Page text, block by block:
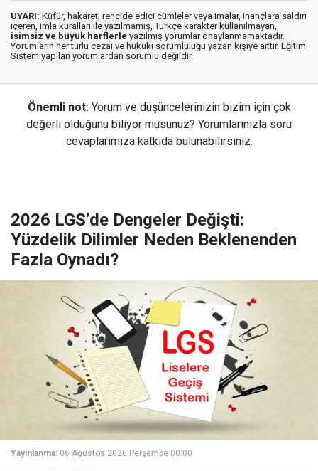
UYARI: Küfür, hakaret, rencide edici cümleler veya imalar, inançlara saldırı
içeren, imla kuralları ile yazılmamış, Türkçe karakter kullanılmayan,
isimsiz ve büyük harflerle yazılmış yorumlar onaylanmamaktadır.
Yorumların her türlü cezai ve hukuki sorumluluğu yazan kişiye aittir. Eğitim
Sistem yapılan yorumlardan sorumlu değildir.
Önemli not: Yorum ve düşüncelerinizin bizim için çok
değerli olduğunu biliyor musunuz? Yorumlarınızla soru
cevaplarımıza katkıda bulunabilirsiniz.
2026 LGS’de Dengeler Değişti:
Yüzdelik Dilimler Neden Beklenenden
Fazla Oynadı?
Yayınlanma: 06 Ağustos 2026 Perşembe 00:00